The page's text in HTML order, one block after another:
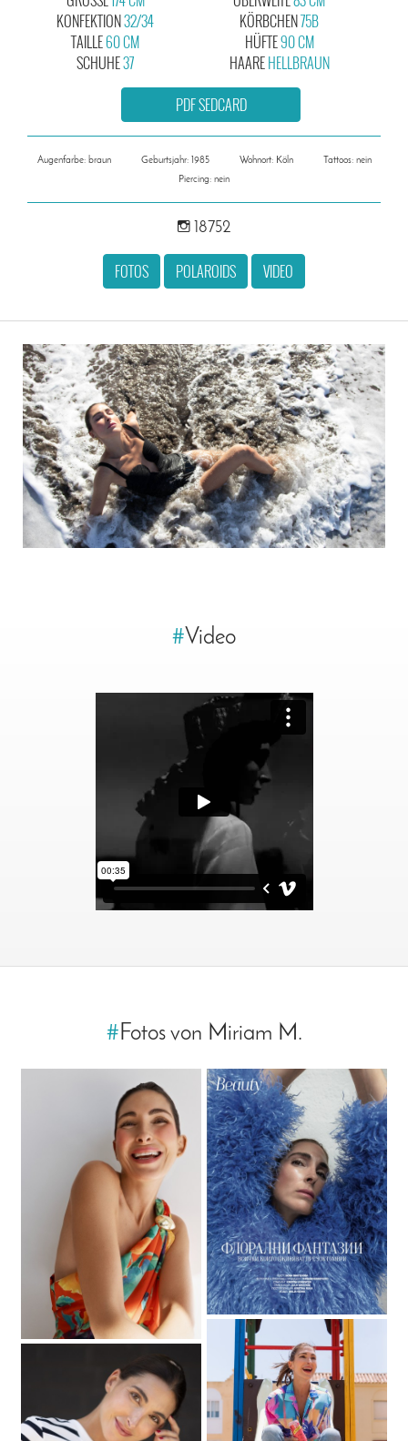
KONFEKTION32/34
KÖRBCHEN75B
TAILLE60 CM
SCHUHE37
HÜFTE90 CM
HAAREHELLBRAUN
PDF SEDCARD
Augenfarbe: braun Geburtsjahr: 1985 Wohnort: Köln
Tattoos: nein
Piercing: nein
18752
FOTOS POLAROIDS VIDEO
#Video
# Fotos von Miriam M.